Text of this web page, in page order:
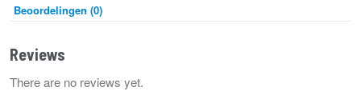
Beoordelingen (0)
Reviews
There are no reviews yet.